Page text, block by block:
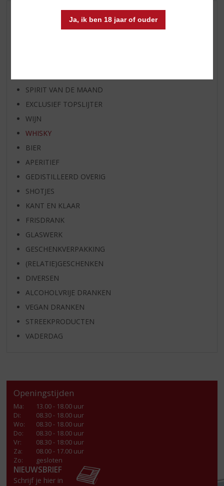
Ja, ik ben 18 jaar of ouder
AANBIEDINGEN
WIJN VAN DE MAAND
SPIRIT VAN DE MAAND
EXCLUSIEF TOPSLIJTER
WIJN
WHISKY
BIER
APERITIEF
GEDISTILLEERD OVERIG
SHOTJES
KANT EN KLAAR
FRISDRANK
GLASWERK
GESCHENKVERPAKKING
(RELATIE)GESCHENKEN
DIVERSEN
ALCOHOLVRIJE DRANKEN
VEGAN DRANKEN
STREEKPRODUCTEN
VADERDAG
Openingstijden
Ma:
13.00 - 18.00 uur
Di:
08.30 - 18.00 uur
Wo:
08.30 - 18.00 uur
Do:
08.30 - 18.00 uur
Vr:
08.30 - 18:00 uur
Za:
08.00 - 17.00 uur
Zo:
gesloten
NIEUWSBRIEF
Schrijf je hier in